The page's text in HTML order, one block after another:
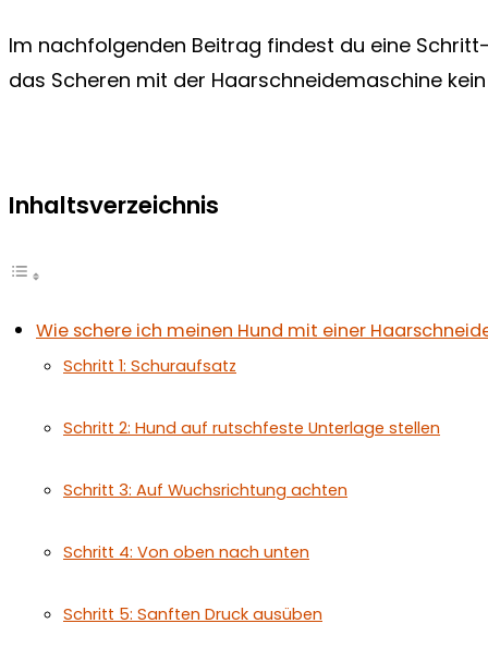
Im nachfolgenden Beitrag findest du eine
das Scheren mit der Haarschneidemaschine
Inhaltsverzeichnis
Wie schere ich meinen Hund mit einer
Schritt 1: Schuraufsatz
Schritt 2: Hund auf rutschfeste Unterlage stellen
Schritt 3: Auf Wuchsrichtung achten
Schritt 4: Von oben nach unten
Schritt 5: Sanften Druck ausüben